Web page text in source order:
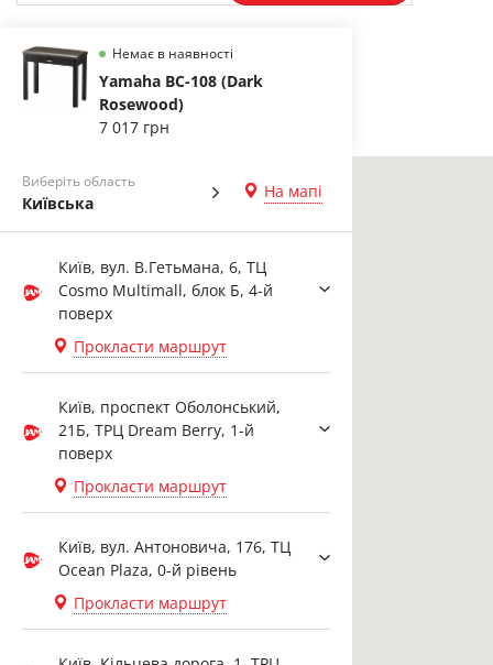
Немає в наявності
Yamaha BC-108 (Dark
Rosewood)
7 017 грн
Виберіть область
Київська
На мапі
Київ, вул. В.Гетьмана, 6, ТЦ
Cosmo Multimall, блок Б, 4-й
поверх
Прокласти маршрут
Київ, проспект Оболонський,
21Б, ТРЦ Dream Berry, 1-й
поверх
Прокласти маршрут
Київ, вул. Антоновича, 176, ТЦ
Ocean Plaza, 0-й рівень
Прокласти маршрут